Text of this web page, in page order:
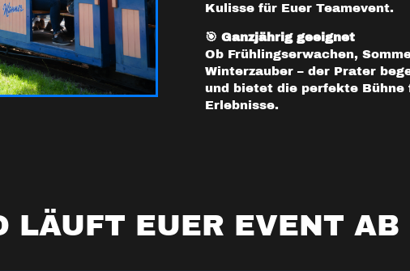
Kulisse für Euer Teamevent.
🎯 Ganzjährig geeignet
Ob Frühlingserwachen,
Winterzauber – der Prater
und bietet die perfekte Bühne
Erlebnisse.
LÄUFT EUER EVENT AB